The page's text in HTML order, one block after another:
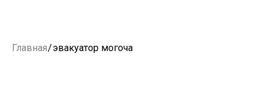
Главная/эвакуатор могоча